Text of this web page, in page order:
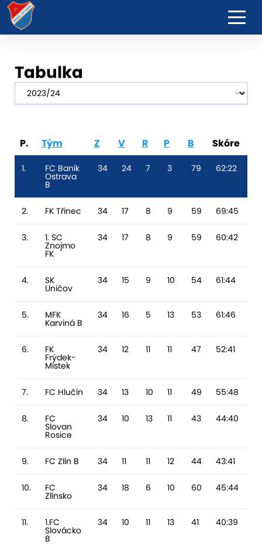
Tabulka
P. Tým Z V R P B Skóre
1. FC Baník
Ostrava
B
34 24 7 3 79 62:22
2. FK Třinec 34 17 8 9 59 69:45
3. 1. SC
Znojmo
FK
34 17 8 9 59 60:42
4. SK
Uničov
34 15 9 10 54 61:44
5. MFK
Karviná B
34 16 5 13 53 61:46
6. FK
Frýdek-
Místek
34 12 11 11 47 52:41
7. FC Hlučín 34 13 10 11 49 55:48
8. FC
Slovan
Rosice
34 10 13 11 43 44:40
9. FC Zlín B 34 11 11 12 44 43:41
10. FC
Zlínsko
34 18 6 10 60 45:44
11. 1.FC
Slovácko
B
34 10 11 13 41 40:39